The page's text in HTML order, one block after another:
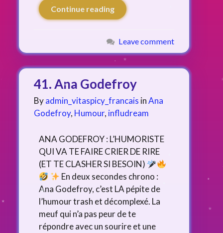
Continue reading
Leave comment
41. Ana Godefroy
Byadmin_vitaspicy_francais inAna
Godefroy, Humour, infludream
ANA GODEFROY : L’HUMORISTE
QUI VA TE FAIRE CRIER DE RIRE
(ET TE CLASHER SI BESOIN)
En deux secondes chrono :
Ana Godefroy, c’est LA pépite de
l’humour trash et décomplexé. La
meuf qui n’a pas peur de te
répondre avec un sourire et une